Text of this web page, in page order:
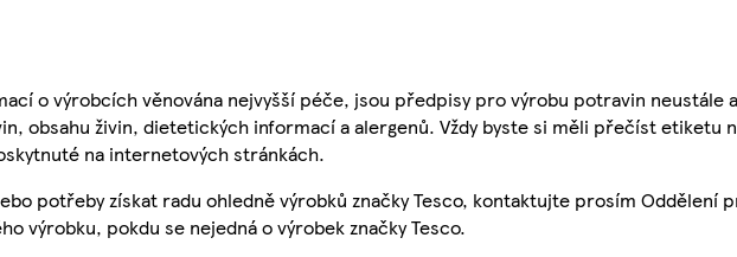
o výrobcích věnována nejvyšší péče, jsou předpisy pro výrobu potravin neustále
obsahu živin, dietetických informací a alergenů. Vždy byste si měli přečíst etiketu
na internetových stránkách.
potřeby získat radu ohledně výrobků značky Tesco, kontaktujte prosím Oddělení
výrobku, pokdu se nejedná o výrobek značky Tesco.